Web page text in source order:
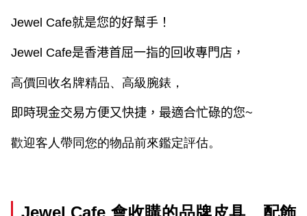
Jewel Cafe就是您的好幫手！
Jewel Cafe是香港首屈一指的回收專門店，
高價回收名牌精品、高級腕錶，
即時現金交易方便又快捷，最適合忙碌的您~
歡迎客人帶同您的物品前來鑑定評估。
Jewel Cafe 會收購的品牌皮具﹑配飾